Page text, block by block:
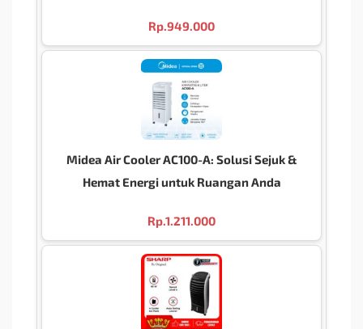
Rp.949.000
Midea Air Cooler AC100-A: Solusi Sejuk &
Hemat Energi untuk Ruangan Anda
Rp.1.211.000